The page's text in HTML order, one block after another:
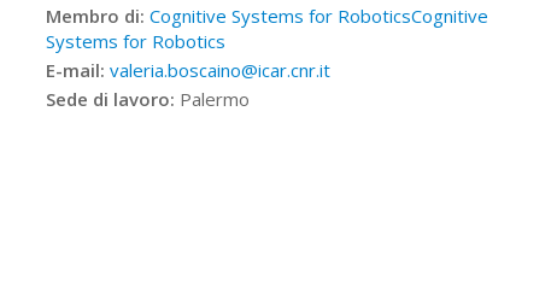
Membro di: Cognitive Systems for RoboticsCognitive
Systems for Robotics
E-mail: valeria.boscaino@icar.cnr.it
Sede di lavoro: Palermo